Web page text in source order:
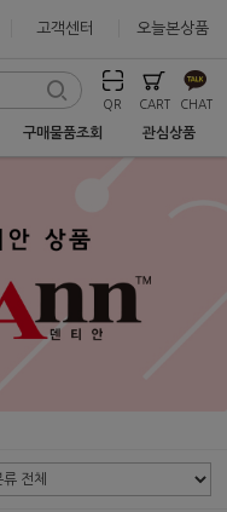
고객센터 오늘본상품
QR CART CHAT
구매물품조회 관심상품